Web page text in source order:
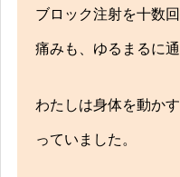
ブロック注射を十数
痛みも、ゆるまるに
わたしは身体を動か
っていました。